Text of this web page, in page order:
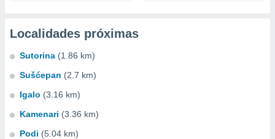
Localidades próximas
Sutorina (1.86 km)
Sušćepan (2.7 km)
Igalo (3.16 km)
Kamenari (3.36 km)
Podi (5.04 km)